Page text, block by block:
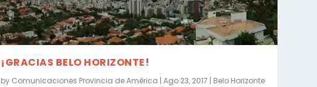
¡GRACIAS BELO HORIZONTE!
by Comunicaciones Provincia de América |Ago 23, 2017
Belo Horizonte